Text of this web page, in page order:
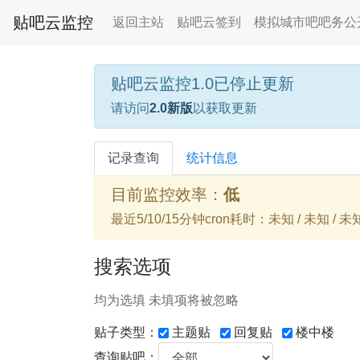
贴吧云监控 返回主站 贴吧云签到 模拟城市吧吧务公
贴吧云监控1.0已停止更新
请访问2.0新版 以获取更新
记录查询 统计信息
目前监控效率： 低
最近5/10/15分钟cron耗时：未知 / 未知 / 未
搜索选项
均为选填 未填项将被忽略
贴子类型： 主题贴 回复贴
楼中楼
查询贴吧：